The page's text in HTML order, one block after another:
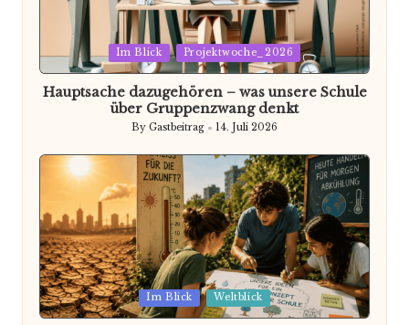
Posted
in
Im Blick Projektwoche_2026
Hauptsache dazugehören – was unsere Schule
über Gruppenzwang denkt
Posted
By Gastbeitrag 14. Juli 2026
Posted
in
Im Blick Weltblick